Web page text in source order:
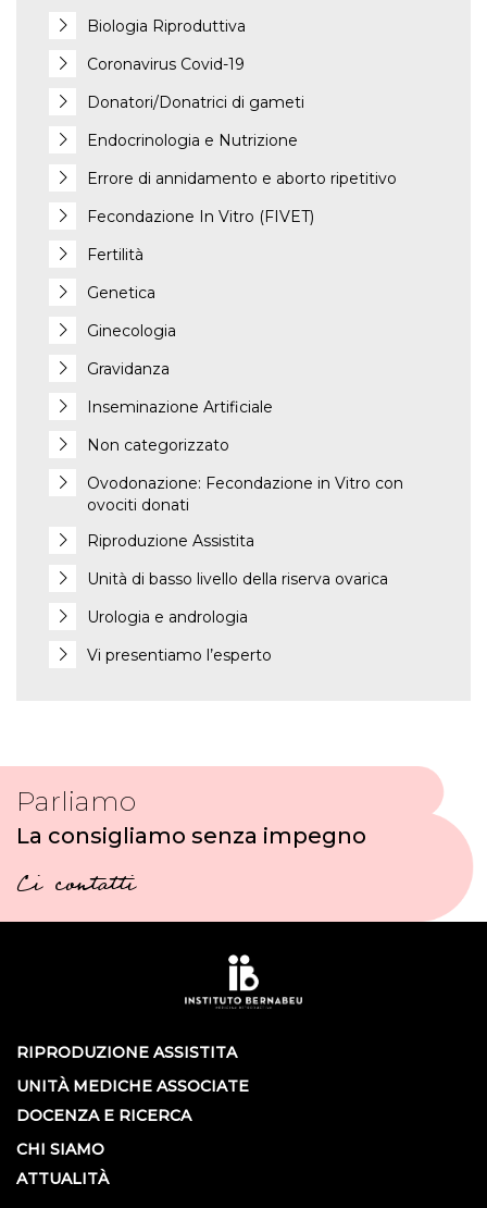
Biologia Riproduttiva
Coronavirus Covid-19
Donatori/Donatrici di gameti
Endocrinologia e Nutrizione
Errore di annidamento e aborto ripetitivo
Fecondazione In Vitro (FIVET)
Fertilità
Genetica
Ginecologia
Gravidanza
Inseminazione Artificiale
Non categorizzato
Ovodonazione: Fecondazione in Vitro con
ovociti donati
Riproduzione Assistita
Unità di basso livello della riserva ovarica
Urologia e andrologia
Vi presentiamo l’esperto
Parliamo
La consigliamo senza impegno
Ci contatti
RIPRODUZIONE ASSISTITA
UNITÀ MEDICHE ASSOCIATE
DOCENZA E RICERCA
CHI SIAMO
ATTUALITÀ